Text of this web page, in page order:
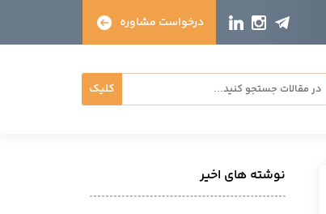
کلیک
درخواست مشاوره
نوشته های اخیر